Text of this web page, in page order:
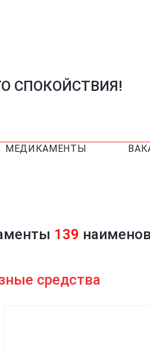
СПОКОЙСТВИЯ!
МЕДИКАМЕНТЫ
139
средства